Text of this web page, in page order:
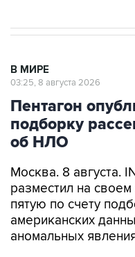
В МИРЕ
03:25, 8 августа 2026
Пентагон
подборку
об НЛО
Москва. 8 августа.
разместил на
пятую по счету
американских
аномальных